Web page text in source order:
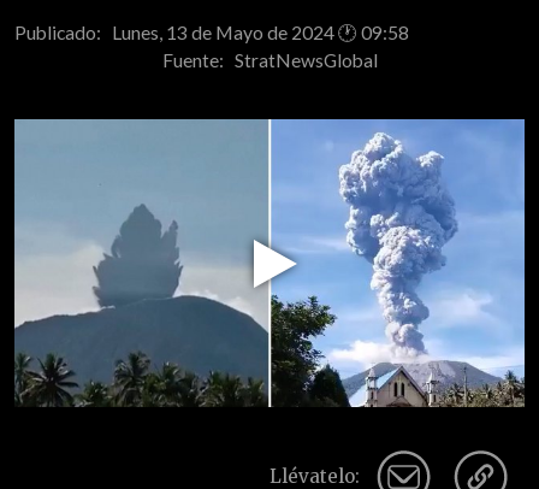
Publicado: Lunes, 13 de Mayo de 2024 🕐 09:58
Fuente: StratNewsGlobal
Play
Video
Llévatelo: